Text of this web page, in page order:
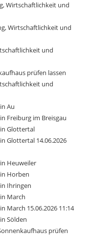
Wirtschaftlichkeit und
Wirtschaftlichkeit und
und
prüfen lassen
und
Au
Freiburg im Breisgau
Glottertal
Glottertal 14.06.2026
Heuweiler
Horben
Ihringen
March
March 15.06.2026 11:14
Sölden
prüfen